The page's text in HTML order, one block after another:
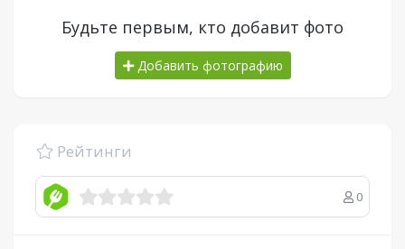
Будьте первым, кто добавит фото
Добавить фотографию
Рейтинги
0